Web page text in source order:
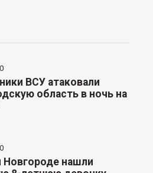
ВСУ атаковали
область в ночь на
нашли